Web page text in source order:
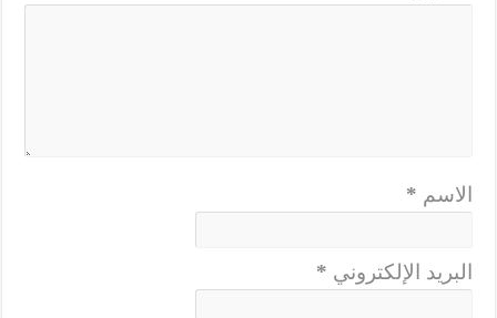
الاسم *
البريد الإلكتروني *